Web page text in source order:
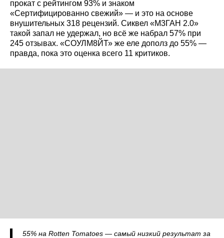
прокат с рейтингом 93% и знаком
«Сертифицированно свежий» — и это на основе
внушительных 318 рецензий. Сиквел «М3ГАН 2.0»
такой запал не удержал, но всё же набрал 57% при
245 отзывах. «СОУЛМ8ЙТ» же еле дополз до 55% —
правда, пока это оценка всего 11 критиков.
55% на Rotten Tomatoes — самый низкий результат за